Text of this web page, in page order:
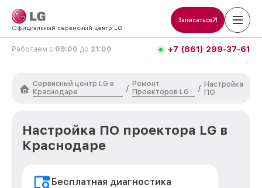
Официальный сервисный центр LG
Записаться
Работаем с 09:00 до 21:00 +7 (861) 299-37-61
Сервисный центр LG в
Краснодаре
/
Ремонт
Проекторов LG
/ Настройка
ПО
Настройка ПО проектора LG в
Краснодаре
Бесплатная диагностика